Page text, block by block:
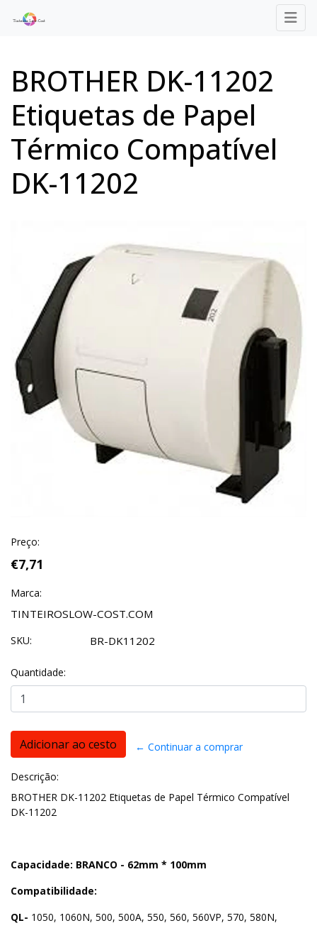
BROTHER DK-11202
Etiquetas de Papel
Térmico Compatível
DK-11202
Preço:
€7,71
Marca:
TINTEIROSLOW-COST.COM
SKU: BR-DK11202
Quantidade:
← Continuar a comprar
Descrição:
BROTHER DK-11202 Etiquetas de Papel Térmico Compatível
DK-11202
Capacidade: BRANCO - 62mm * 100mm
Compatibilidade:
QL- 1050, 1060N, 500, 500A, 550, 560, 560VP, 570, 580N,